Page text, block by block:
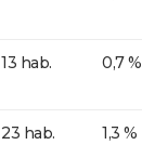
13 hab. 0,7 %
23 hab. 1,3 %